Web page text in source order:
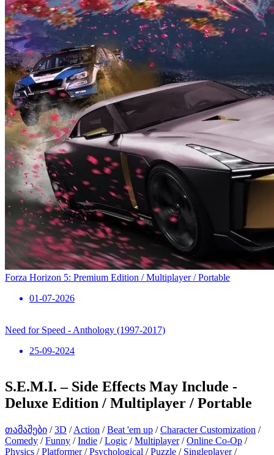
Forza Horizon 5: Premium Edition / Multiplayer / Portable
01-07-2026
Need for Speed ​​- Anthology (1997-2017)
25-09-2024
S.E.M.I. – Side Effects May Include -
Deluxe Edition / Multiplayer / Portable
თამაშები /3D /Action /Beat 'em up /Character Customization /
Comedy /Funny /Indie /Logic /Multiplayer/Online Co-Op /
Physics /Platformer/Psychological /Puzzle / Singleplayer/